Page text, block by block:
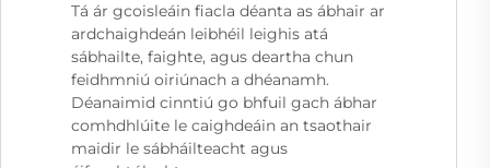
Tá ár gcoisleáin fiacla déanta as ábhair ar
ardchaighdeán leibhéil leighis atá
sábhailte, faighte, agus deartha chun
feidhmniú oiriúnach a dhéanamh.
Déanaimid cinntiú go bhfuil gach ábhar
comhdhlúite le caighdeáin an tsaothair
maidir le sábháilteacht agus